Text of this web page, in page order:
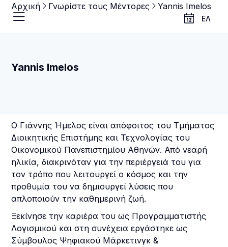
ΕΛ
Αρχική Γνωρίστε τους Μέντορες Yannis Imelos
Yannis Imelos
Ο Γιάννης Ήμελος είναι απόφοιτος του Τμήματος
Διοικητικής Επιστήμης και Τεχνολογίας του
Οικονομικού Πανεπιστημίου Αθηνών. Από νεαρή
ηλικία, διακρινόταν για την περιέργειά του για
τον τρόπο που λειτουργεί ο κόσμος και την
προθυμία του να δημιουργεί λύσεις που
απλοποιούν την καθημερινή ζωή.
Ξεκίνησε την καριέρα του ως Προγραμματιστής
Λογισμικού και στη συνέχεια εργάστηκε ως
Σύμβουλος Ψηφιακού Μάρκετινγκ &